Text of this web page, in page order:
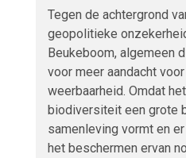
Tegen de achtergrond
geopolitieke
Beukeboom, algemeen
voor meer aandacht
weerbaarheid. Omdat
biodiversiteit een grote
samenleving vormt en
het beschermen ervan